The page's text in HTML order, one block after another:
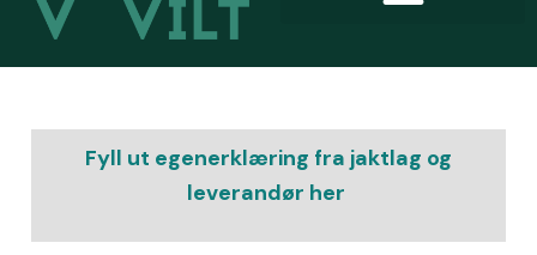
Fyll ut egenerklæring fra jaktlag og
leverandør her